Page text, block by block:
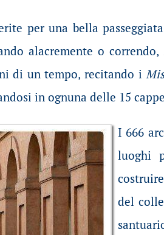
per una bella
alacremente o
di un tempo, recitando i
in ognuna delle 15
I 666
luoghi
del